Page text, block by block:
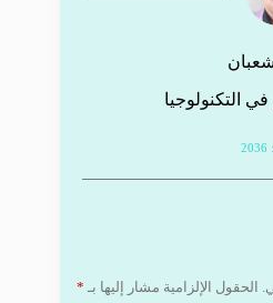
شعبان
الحقول الإلزامية مشار إليها بـ *